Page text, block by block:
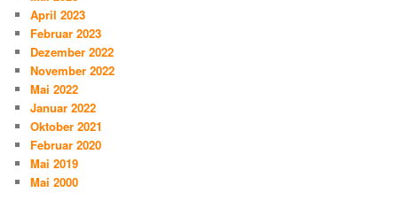
April 2023
Februar 2023
Dezember 2022
November 2022
Mai 2022
Januar 2022
Oktober 2021
Februar 2020
Mai 2019
Mai 2000